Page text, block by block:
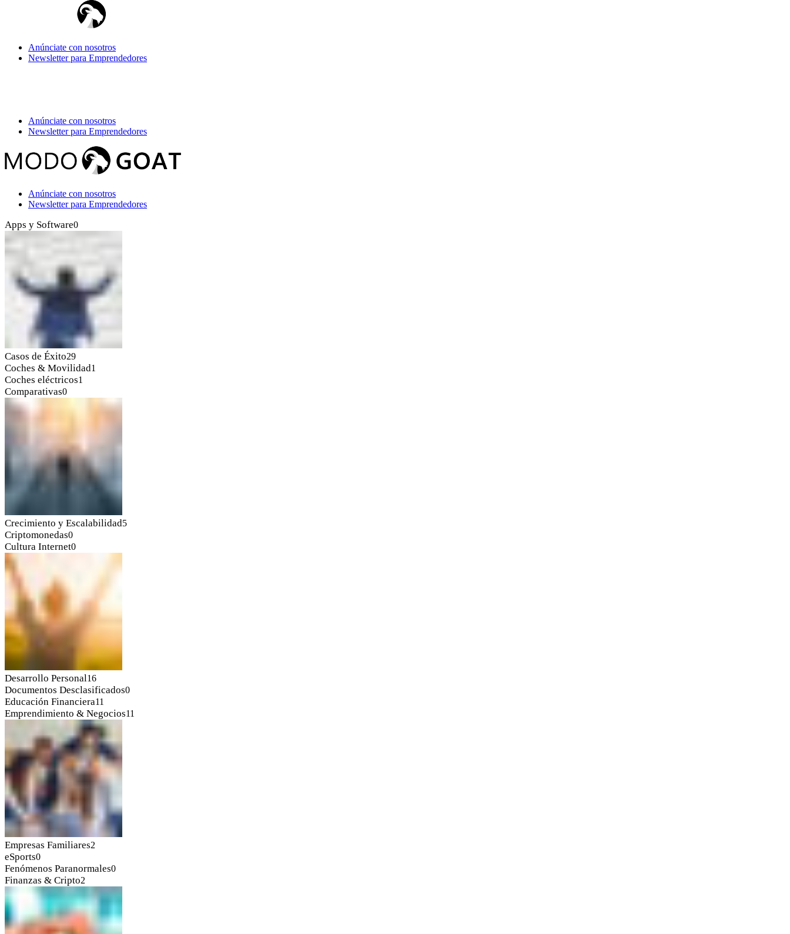
Anúnciate con nosotros
Newsletter para Emprendedores
Anúnciate con nosotros
Newsletter para Emprendedores
Anúnciate con nosotros
Newsletter para Emprendedores
Apps y Software0
Casos de Éxito29
Coches & Movilidad1
Coches eléctricos1
Comparativas0
Crecimiento y Escalabilidad5
Criptomonedas0
Cultura Internet0
Desarrollo Personal16
Documentos Desclasificados0
Educación Financiera11
Emprendimiento & Negocios11
Empresas Familiares2
eSports0
Fenómenos Paranormales0
Finanzas & Cripto2